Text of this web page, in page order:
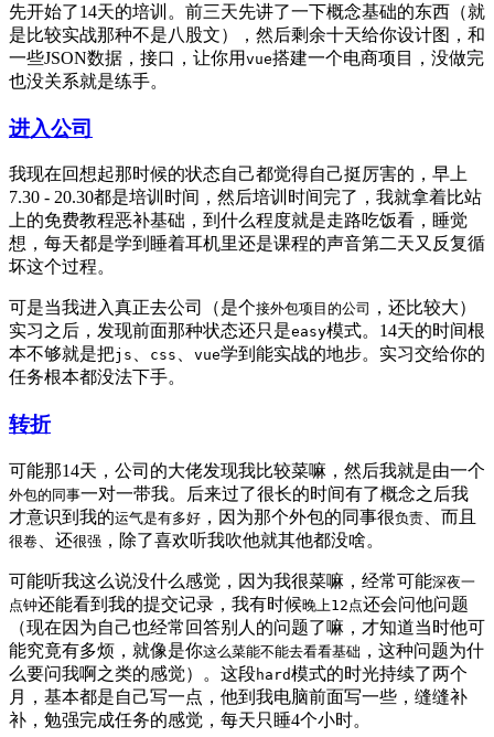
先开始了14天的培训。前三天先讲了一下概念基础的东西（就
是比较实战那种不是八股文），然后剩余十天给你设计图，和
一些JSON数据，接口，让你用 vue搭建一个电商项目，没做完
也没关系就是练手。
进入公司
我现在回想起那时候的状态自己都觉得自己挺厉害的，早上
7.30 - 20.30都是培训时间，然后培训时间完了，我就拿着比站
上的免费教程恶补基础，到什么程度就是走路吃饭看，睡觉
想，每天都是学到睡着耳机里还是课程的声音第二天又反复循
坏这个过程。
可是当我进入真正去公司（是个接外包项目的公司
，还比较大）
实习之后，发现前面那种状态还只是easy模式。14天的时间根
本不够就是把js css vue学到能实战的地步。实习交给你的
任务根本都没法下手。
转折
可能那14天，公司的大佬发现我比较菜嘛，然后我就是由一个
外包的同事一对一带我。后来过了很长的时间有了概念之后我
才意识到我的运气是有多好 ，因为那个外包的同事很负责 、而且
很卷 、还很强 ，除了喜欢听我吹他就其他都没啥。
可能听我这么说没什么感觉，因为我很菜嘛，经常可能深夜一
点钟还能看到我的提交记录，我有时候晚上12点还会问他问题
（现在因为自己也经常回答别人的问题了嘛，才知道当时他可
能究竟有多烦，就像是你这么菜能不能去看看基础 ，这种问题为什
么要问我啊之类的感觉）。这段hard模式的时光持续了两个
月，基本都是自己写一点，他到我电脑前面写一些，缝缝补
补，勉强完成任务的感觉，每天只睡4个小时。